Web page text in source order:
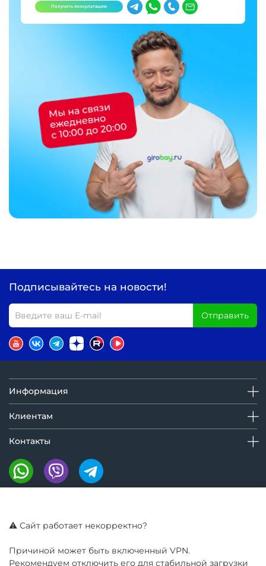
Получить консультацию
Подписывайтесь на новости!
Отправить
Информация
Клиентам
Контакты
⚠️ Сайт работает некорректно?
Причиной может быть включенный VPN.
Рекомендуем отключить его для стабильной загрузки